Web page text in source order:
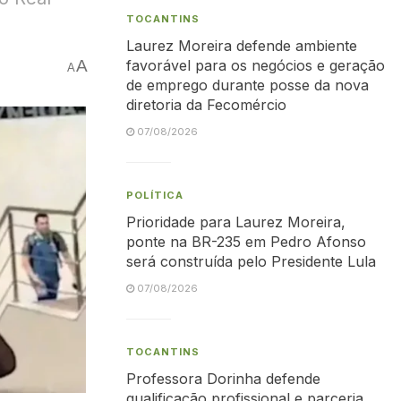
AA
TOCANTINS
Laurez Moreira defende ambiente
favorável para os negócios e geração
de emprego durante posse da nova
diretoria da Fecomércio
07/08/2026
POLÍTICA
Prioridade para Laurez Moreira,
ponte na BR-235 em Pedro Afonso
será construída pelo Presidente Lula
07/08/2026
TOCANTINS
Professora Dorinha defende